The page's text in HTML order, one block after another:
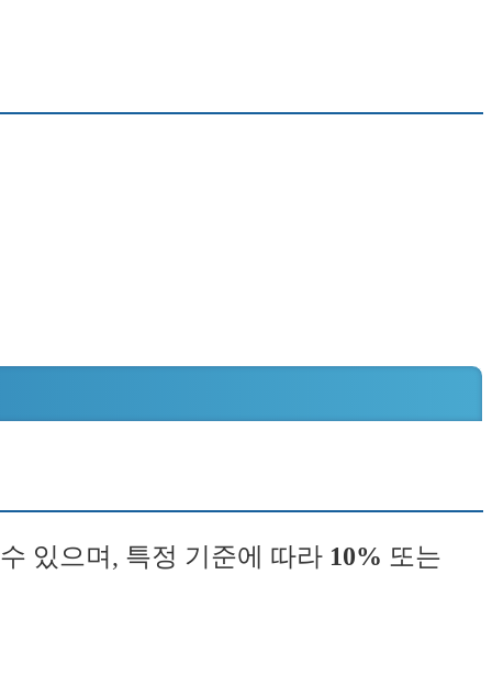
있으며, 특정 기준에 따라 10% 또는